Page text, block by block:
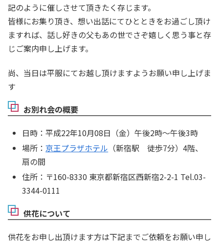
記のように催しさせて頂きたく存じます。
皆様にお集り頂き、想い出話にてひとときをお過ごし頂け
ますれば、話し好きの父もあの世でさぞ嬉しく思う事と存
じご案内申し上げます。
尚、当日は平服にてお越し頂けますようお願い申し上げま
す
お別れ会の概要
日時：平成22年10月08日（金）午後2時～午後3時
場所：京王プラザホテル （新宿駅 徒歩7分）4階、
扇の間
住所：〒160-8330 東京都新宿区西新宿2-2-1 Tel.03-
3344-0111
供花について
供花をお申し出頂けます方は下記までご依頼をお願い申し